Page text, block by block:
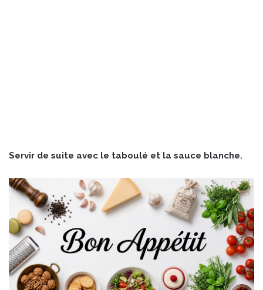
Servir de suite avec le taboulé et la sauce blanche.